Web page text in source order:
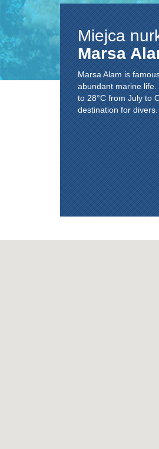
Miejca
Marsa
Marsa Alam is
abundant marine
to 28°C from July to
destination for divers.